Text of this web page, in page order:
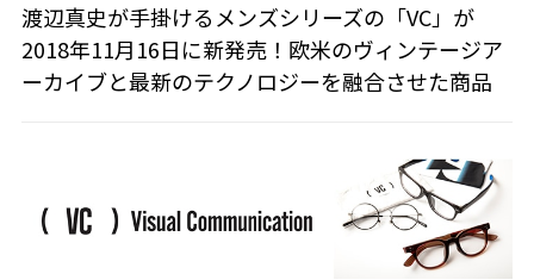
渡辺真史が手掛けるメンズシリーズの「VC」が
2018年11月16日に新発売！欧米のヴィンテージア
ーカイブと最新のテクノロジーを融合させた商品